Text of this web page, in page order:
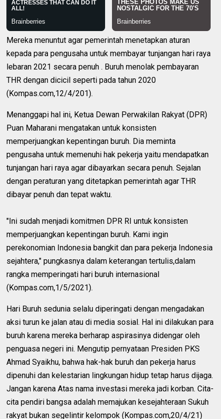
Mereka menuntut agar pemerintah menetapkan aturan
kepada para pengusaha untuk membayar tunjangan hari raya
lebaran 2021 secara penuh . Buruh menolak pembayaran
THR dengan dicicil seperti pada tahun 2020
(Kompas.com,12/4/201).
Menanggapi hal ini, Ketua Dewan Perwakilan Rakyat (DPR)
Puan Maharani mengatakan untuk konsisten
memperjuangkan kepentingan buruh. Dia meminta
pengusaha untuk memenuhi hak pekerja yaitu mendapatkan
tunjangan hari raya agar dibayarkan secara penuh. Sejalan
dengan peraturan yang ditetapkan pemerintah agar THR
dibayar penuh dan tepat waktu.
"Ini sudah menjadi komitmen DPR RI untuk konsisten
memperjuangkan kepentingan buruh. Kami ingin
perekonomian Indonesia bangkit dan para pekerja Indonesia
sejahtera," pungkasnya dalam keterangan tertulis,dalam
rangka memperingati hari buruh internasional
(Kompas.com,1/5/2021).
Hari Buruh sedunia selalu diperingati dengan mengadakan
aksi turun ke jalan atau di media sosial. Hal ini dilakukan para
buruh karena mereka berharap aspirasinya didengar oleh
penguasa negeri ini. Mengutip pernyataan Presiden PKS
Ahmad Syaikhu, bahwa hak-hak buruh dan pekerja harus
dipenuhi dan kelestarian lingkungan hidup tetap harus dijaga.
Jangan karena Atas nama investasi mereka jadi korban. Cita-
cita pendiri bangsa adalah memajukan kesejahteraan Sukuh
rakyat bukan segelintir kelompok (Kompas.com,20/4/21)